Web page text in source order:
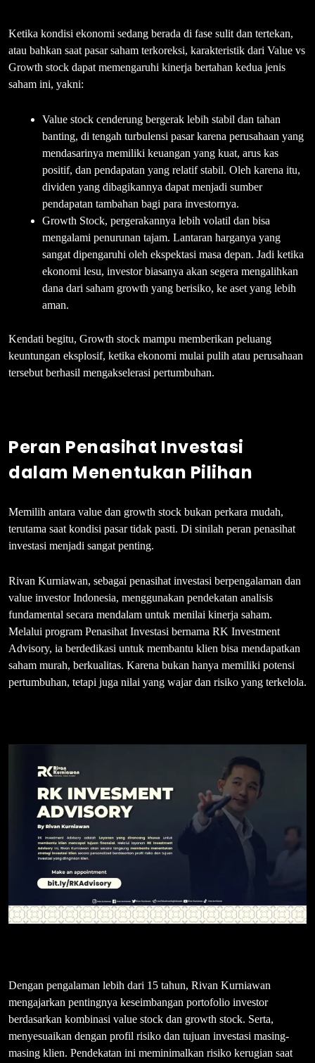
Ketika kondisi ekonomi sedang berada di fase sulit dan tertekan,
atau bahkan saat pasar saham terkoreksi, karakteristik dari Value vs
Growth stock dapat memengaruhi kinerja bertahan kedua jenis
saham ini, yakni:
Value stock cenderung bergerak lebih stabil dan tahan
banting, di tengah turbulensi pasar karena perusahaan yang
mendasarinya memiliki keuangan yang kuat, arus kas
positif, dan pendapatan yang relatif stabil. Oleh karena itu,
dividen yang dibagikannya dapat menjadi sumber
pendapatan tambahan bagi para investornya.
Growth Stock, pergerakannya lebih volatil dan bisa
mengalami penurunan tajam. Lantaran harganya yang
sangat dipengaruhi oleh ekspektasi masa depan. Jadi ketika
ekonomi lesu, investor biasanya akan segera mengalihkan
dana dari saham growth yang berisiko, ke aset yang lebih
aman.
Kendati begitu, Growth stock mampu memberikan peluang
keuntungan eksplosif, ketika ekonomi mulai pulih atau perusahaan
tersebut berhasil mengakselerasi pertumbuhan.
Peran Penasihat Investasi
dalam Menentukan Pilihan
Memilih antara value dan growth stock bukan perkara mudah,
terutama saat kondisi pasar tidak pasti. Di sinilah peran penasihat
investasi menjadi sangat penting.
Rivan Kurniawan, sebagai penasihat investasi berpengalaman dan
value investor Indonesia, menggunakan pendekatan analisis
fundamental secara mendalam untuk menilai kinerja saham.
Melalui program Penasihat Investasi bernama RK Investment
Advisory, ia berdedikasi untuk membantu klien bisa mendapatkan
saham murah, berkualitas. Karena bukan hanya memiliki potensi
pertumbuhan, tetapi juga nilai yang wajar dan risiko yang terkelola.
Dengan pengalaman lebih dari 15 tahun, Rivan Kurniawan
mengajarkan pentingnya keseimbangan portofolio investor
berdasarkan kombinasi value stock dan growth stock. Serta,
menyesuaikan dengan profil risiko dan tujuan investasi masing-
masing klien. Pendekatan ini meminimalkan risiko kerugian saat